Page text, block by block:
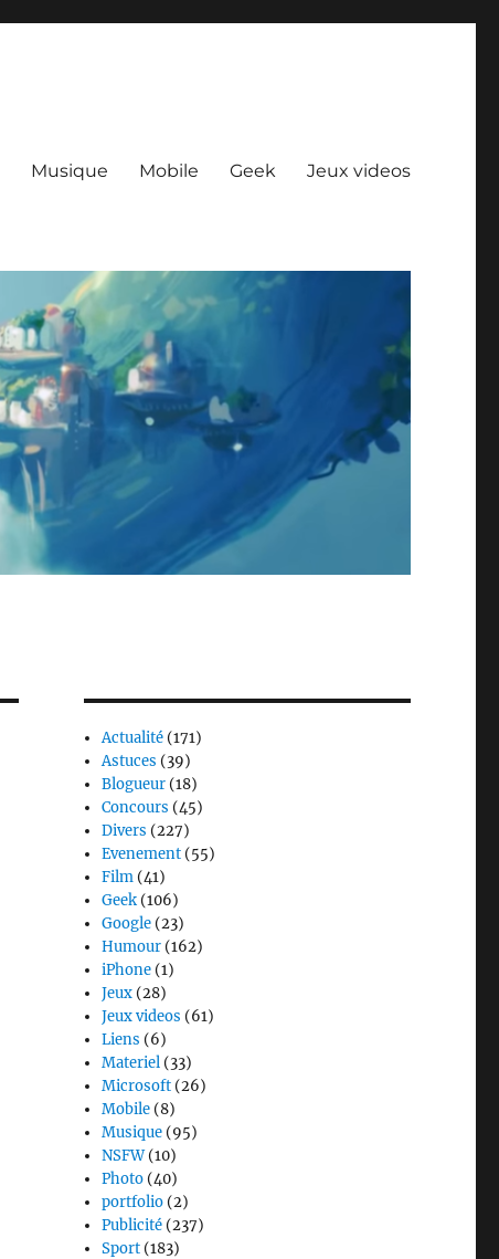
Musique Mobile Geek Jeux videos
Actualité (171)
Astuces (39)
Blogueur (18)
Concours (45)
Divers (227)
Evenement (55)
Film (41)
Geek (106)
Google (23)
Humour (162)
iPhone (1)
Jeux (28)
Jeux videos (61)
Liens (6)
Materiel (33)
Microsoft (26)
Mobile (8)
Musique (95)
NSFW(10)
Photo (40)
portfolio (2)
Publicité (237)
Sport (183)